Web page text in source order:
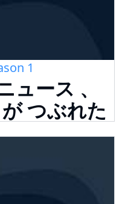
1
ュース 、
つぶれた